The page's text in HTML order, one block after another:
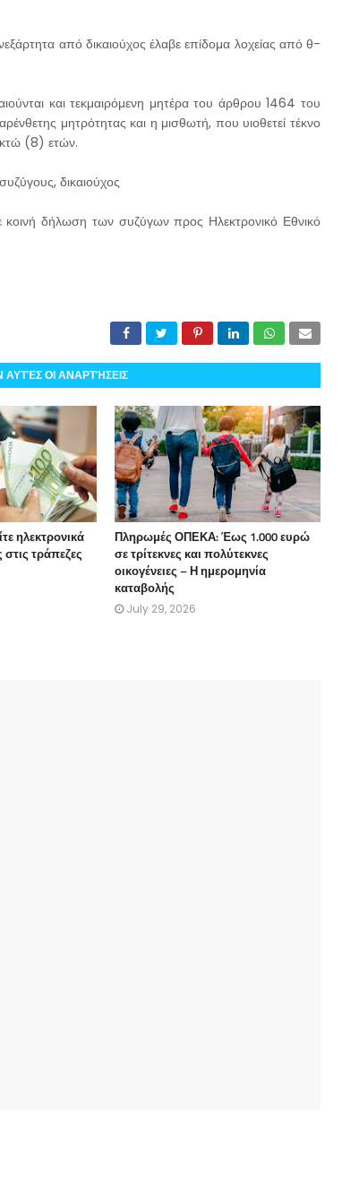
από δικαιούχος έλαβε επίδομα λοχείας από θ-
και τεκμαιρόμενη μητέρα του άρθρου 1464 του
μητρότητας και η μισθωτή, που υιοθετεί τέκνο
(8) ετών.
δικαιούχος
κοινή δήλωση των συζύγων προς Ηλεκτρονικό Εθνικό
ΟΙ ΑΝΑΡΤΉΣΕΙΣ
ηλεκτρονικά
στις τράπεζες
Πληρωμές ΟΠΕΚΑ: Έως 1.000 ευρώ
σε τρίτεκνες και πολύτεκνες
οικογένειες – Η ημερομηνία
καταβολής
July 29, 2026